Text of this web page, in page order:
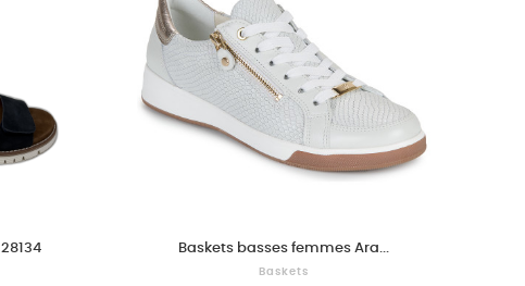
28134 Baskets basses femmes Ara...
Baskets